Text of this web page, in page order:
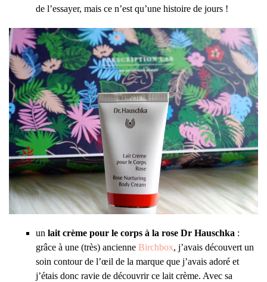
de l’essayer, mais ce n’est qu’une histoire de jours !
un lait crème pour le corps à la rose Dr Hauschka :
grâce à une (très) ancienne Birchbox, j’avais découvert un
soin contour de l’œil de la marque que j’avais adoré et
j’étais donc ravie de découvrir ce lait crème. Avec sa